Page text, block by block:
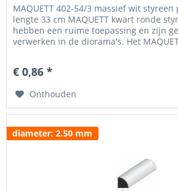
MAQUETT 402-54/3 massief wit
lengte 33 cm MAQUETT kwart ronde
hebben een ruime toepassing en zijn
verwerken in de diorama's. Het
programma verf van MIG Jigmenz en
€ 0,86 *
Onthouden
diameter: 2.50 mm